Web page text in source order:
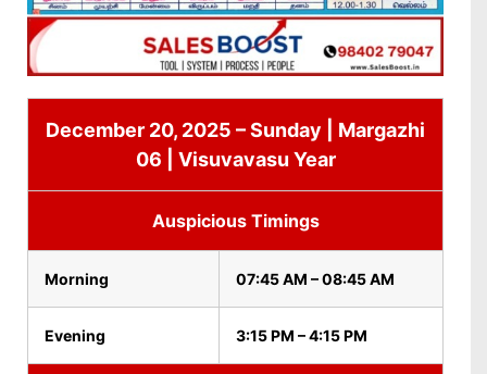
December 20, 2025 – Sunday | Margazhi
06 | Visuvavasu Year
Auspicious Timings
Morning 07:45 AM – 08:45 AM
Evening 3:15 PM – 4:15 PM